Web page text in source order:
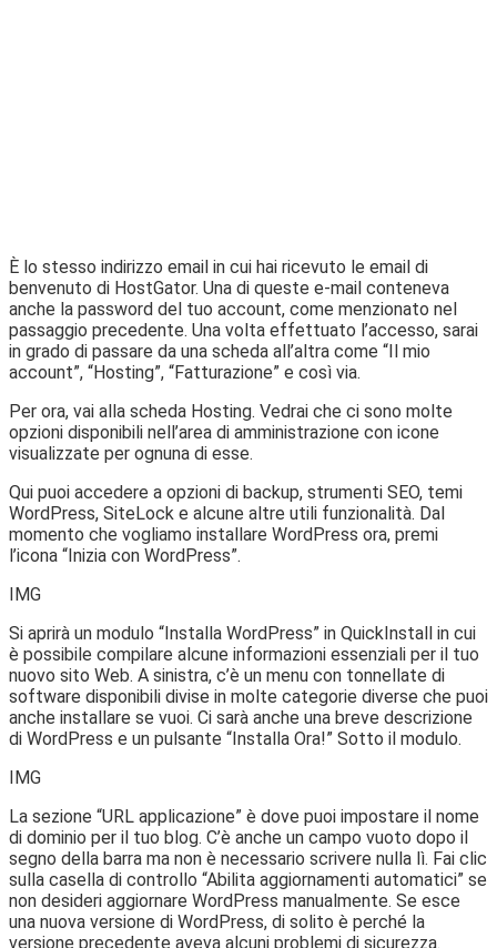
È lo stesso indirizzo email in cui hai ricevuto le email di
benvenuto di HostGator. Una di queste e-mail conteneva
anche la password del tuo account, come menzionato nel
passaggio precedente. Una volta effettuato l’accesso, sarai
in grado di passare da una scheda all’altra come “Il mio
account”, “Hosting”, “Fatturazione” e così via.
Per ora, vai alla scheda Hosting. Vedrai che ci sono molte
opzioni disponibili nell’area di amministrazione con icone
visualizzate per ognuna di esse.
Qui puoi accedere a opzioni di backup, strumenti SEO, temi
WordPress, SiteLock e alcune altre utili funzionalità. Dal
momento che vogliamo installare WordPress ora, premi
l’icona “Inizia con WordPress”.
IMG
Si aprirà un modulo “Installa WordPress” in QuickInstall in cui
è possibile compilare alcune informazioni essenziali per il tuo
nuovo sito Web. A sinistra, c’è un menu con tonnellate di
software disponibili divise in molte categorie diverse che puoi
anche installare se vuoi. Ci sarà anche una breve descrizione
di WordPress e un pulsante “Installa Ora!” Sotto il modulo.
IMG
La sezione “URL applicazione” è dove puoi impostare il nome
di dominio per il tuo blog. C’è anche un campo vuoto dopo il
segno della barra ma non è necessario scrivere nulla lì. Fai clic
sulla casella di controllo “Abilita aggiornamenti automatici” se
non desideri aggiornare WordPress manualmente. Se esce
una nuova versione di WordPress, di solito è perché la
versione precedente aveva alcuni problemi di sicurezza.